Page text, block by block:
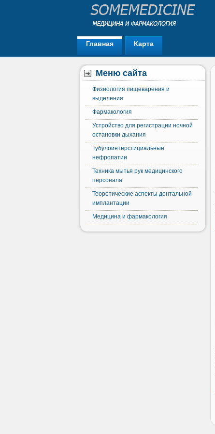
Главная Карта
Меню сайта
Физиология пищеварения и
выделения
Фармакология
Устройство для регистрации ночной
остановки дыхания
Тубулоинтерстициальные
нефропатии
Техника мытья рук медицинского
персонала
Теоретические аспекты дентальной
имплантации
Медицина и фармакология